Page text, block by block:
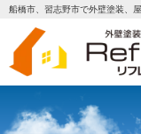
船橋市、習志野市で外壁塗装、